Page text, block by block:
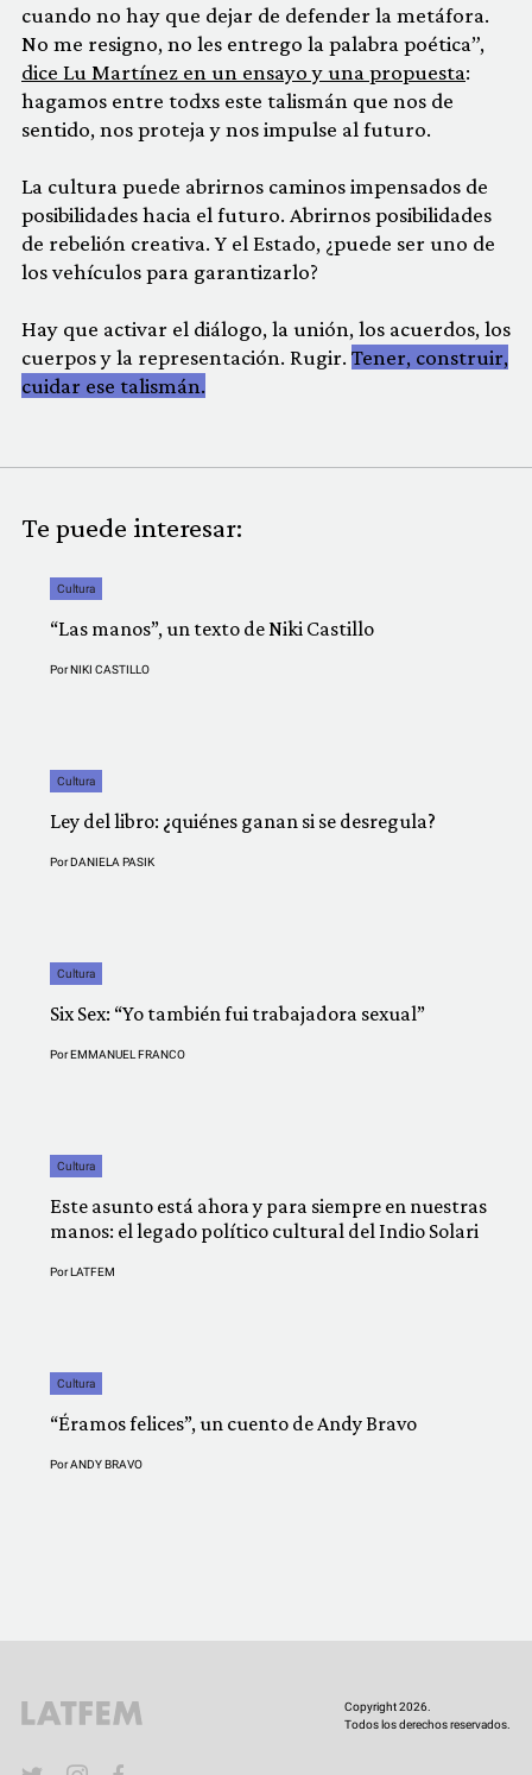
cuando no hay que dejar de defender la metáfora.
No me resigno, no les entrego la palabra poética”,
dice Lu Martínez en un ensayo y una propuesta:
hagamos entre todxs este talismán que nos de
sentido, nos proteja y nos impulse al futuro.
La cultura puede abrirnos caminos impensados de
posibilidades hacia el futuro. Abrirnos posibilidades
de rebelión creativa. Y el Estado, ¿puede ser uno de
los vehículos para garantizarlo?
Hay que activar el diálogo, la unión, los acuerdos, los
cuerpos y la representación. Rugir. Tener, construir,
cuidar ese talismán.
Te puede interesar:
Cultura
“Las manos”, un texto de Niki Castillo
PorNIKI CASTILLO
Cultura
Ley del libro: ¿quiénes ganan si se desregula?
PorDANIELA PASIK
Cultura
Six Sex: “Yo también fui trabajadora sexual”
PorEMMANUEL FRANCO
Cultura
Este asunto está ahora y para siempre en nuestras
manos: el legado político cultural del Indio Solari
PorLATFEM
Cultura
“Éramos felices”, un cuento de Andy Bravo
PorANDY BRAVO
Copyright 2026.
Todos los derechos reservados.